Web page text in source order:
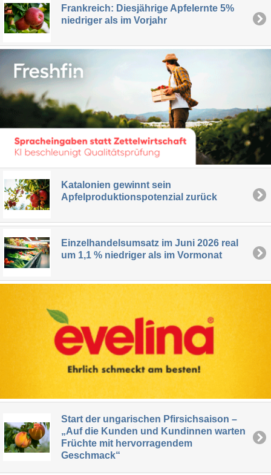
Frankreich: Diesjährige Apfelernte 5%
niedriger als im Vorjahr
Katalonien gewinnt sein
Apfelproduktionspotenzial zurück
Einzelhandelsumsatz im Juni 2026 real
um 1,1 % niedriger als im Vormonat
Start der ungarischen Pfirsichsaison –
„Auf die Kunden und Kundinnen warten
Früchte mit hervorragendem
Geschmack“